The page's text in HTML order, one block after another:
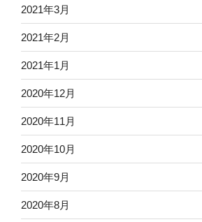
2021年3月
2021年2月
2021年1月
2020年12月
2020年11月
2020年10月
2020年9月
2020年8月